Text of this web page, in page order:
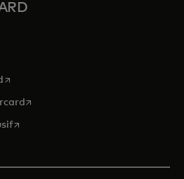
tab
in a new tab
opens in a new tab
opens in a new tab
opens in a new tab